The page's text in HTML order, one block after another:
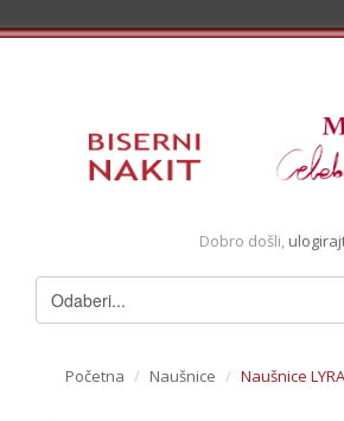
Registracija
Pregledani artikli
Dobro došli,
Početna / Naušnice / Naušnice LYRA